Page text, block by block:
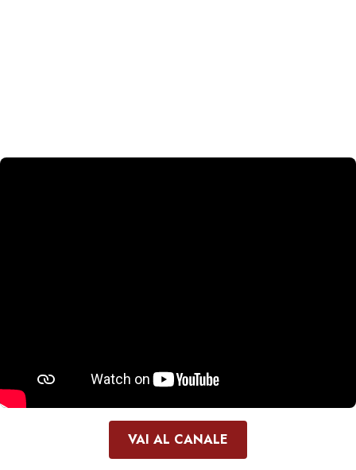
VAI AL CANALE